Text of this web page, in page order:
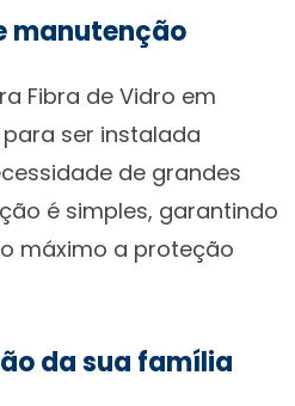
manutenção
Fibra de Vidro em
ser instalada
de grandes
é simples, garantindo
máximo a proteção
da sua família